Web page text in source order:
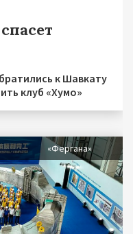
к Шавкату
клуб «Хумо»
«Фергана»